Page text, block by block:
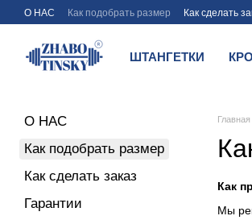
Перейти к основному контенту
О НАС Как подобрать размер Как сделать
ШТАНГЕТКИ
Главная
Как
Мы
О НАС
Как подобрать размер
Как сделать заказ
Гарантии